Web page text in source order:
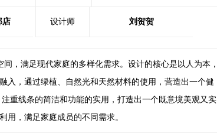
店 设计师 刘贺贺
，满足现代家庭的多样化需求。设计的核心是以人为本，
入，通过绿植、自然光和天然材料的使用，营造出一个健
重线条的简洁和功能的实用，打造出一个既意境美观又实
用，满足家庭成员的不同需求。